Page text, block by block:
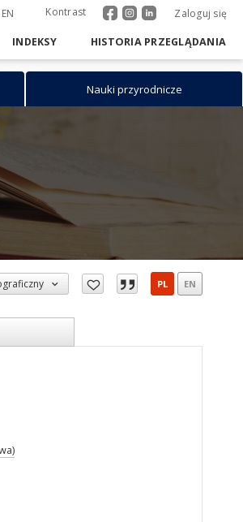
EN Kontrast Zaloguj się
INDEKSY HISTORIA PRZEGLĄDANIA
Nauki przyrodnicze
PL EN